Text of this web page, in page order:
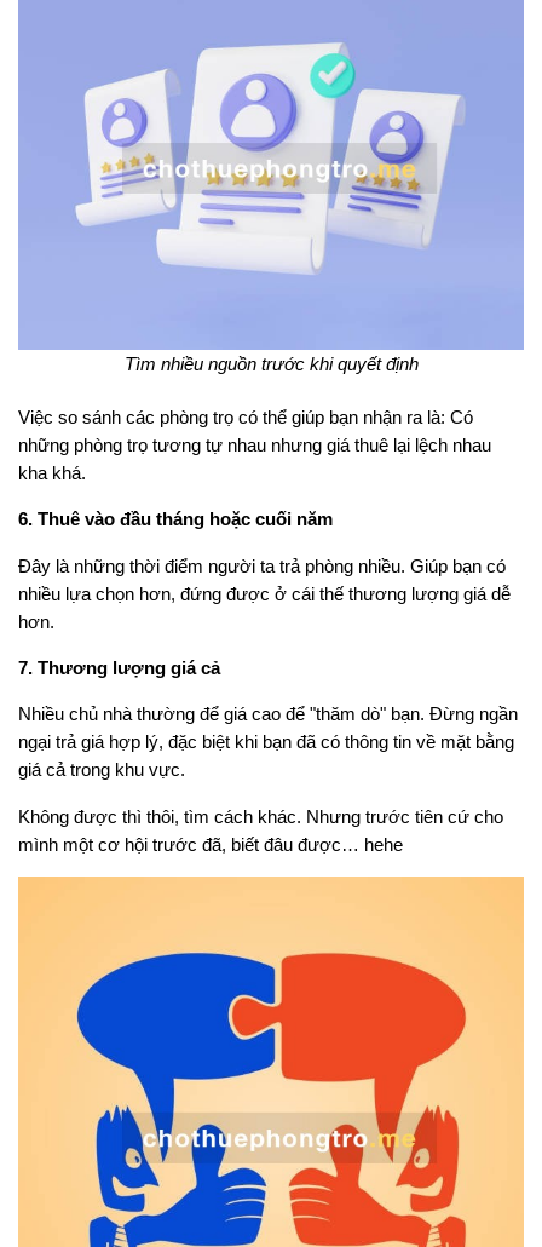
Tìm nhiều nguồn trước khi quyết định
Việc so sánh các phòng trọ có thể giúp bạn nhận ra là: Có
những phòng trọ tương tự nhau nhưng giá thuê lại lệch nhau
kha khá.
6. Thuê vào đầu tháng hoặc cuối năm
Đây là những thời điểm người ta trả phòng nhiều. Giúp bạn có
nhiều lựa chọn hơn, đứng được ở cái thế thương lượng giá dễ
hơn.
7. Thương lượng giá cả
Nhiều chủ nhà thường để giá cao để "thăm dò" bạn. Đừng ngần
ngại trả giá hợp lý, đặc biệt khi bạn đã có thông tin về mặt bằng
giá cả trong khu vực.
Không được thì thôi, tìm cách khác. Nhưng trước tiên cứ cho
mình một cơ hội trước đã, biết đâu được… hehe